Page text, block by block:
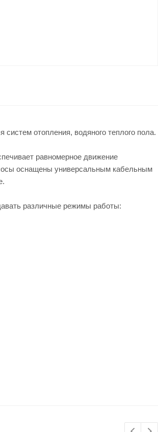
отопления, водяного теплого пола.
равномерное движение
оснащены универсальным кабельным
различные режимы работы: